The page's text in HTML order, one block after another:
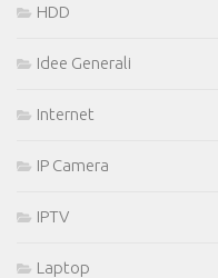
HDD
Idee Generali
Internet
IP Camera
IPTV
Laptop